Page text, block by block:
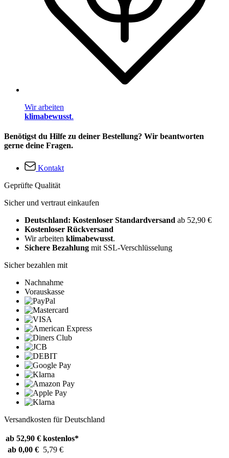
Wir arbeiten
klimabewusst.
Benötigst du Hilfe zu deiner Bestellung? Wir beantworten
gerne deine Fragen.
Kontakt
Geprüfte Qualität
Sicher und vertraut einkaufen
Deutschland: Kostenloser Standardversand ab 52,90 €
Kostenloser Rückversand
Wir arbeiten klimabewusst.
Sichere Bezahlung mit SSL-Verschlüsselung
Sicher bezahlen mit
Nachnahme
Vorauskasse
Versandkosten für Deutschland
ab 52,90 € kostenlos*
ab 0,00 € 5,79 €